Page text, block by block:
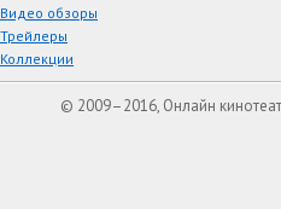
Видео обзоры
Трейлеры
Коллекции
© 2009–2016, Онлайн